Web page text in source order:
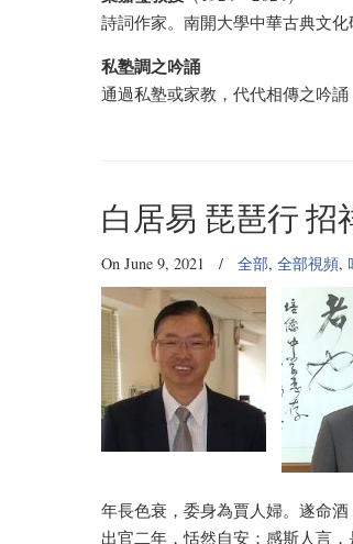
詩詞作家。南開大學中華古典文化
私塾調之吟誦
通過私塾或家教，代代相傳之吟
白居易 琵琶行 招
On June 9, 2021 / 全部, 全部視頻,
年長色衰，委身為賈人婦。遂命
出官二年，恬然自安；感斯人言